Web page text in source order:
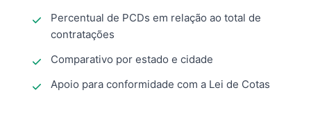
Percentual de PCDs em relação ao total de
contratações
Comparativo por estado e cidade
Apoio para conformidade com a Lei de Cotas